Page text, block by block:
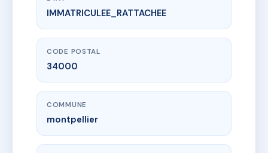
www.vme.plus/AF0278960
FRA ANGELICO
8b avenue de la pompignane
IMMATRICULEE_RATTACHEE
CODE POSTAL
34000
COMMUNE
montpellier